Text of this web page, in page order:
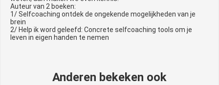
Auteur van 2 boeken:
1/ Selfcoaching ontdek de ongekende mogelijkheden van je
brein
2/ Help ik word geleefd: Concrete selfcoaching tools om je
leven in eigen handen te nemen
Anderen bekeken ook